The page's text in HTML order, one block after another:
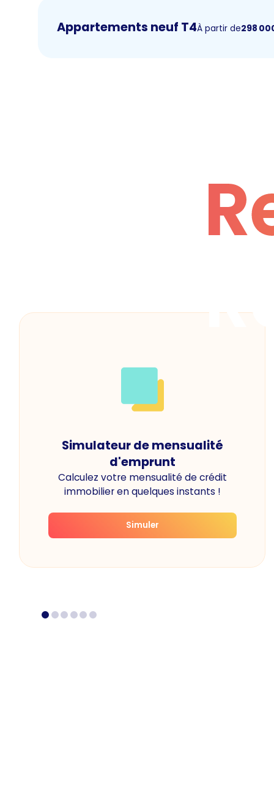
Appartements neuf T4À partir de298
Simulateur de mensualité
d'emprunt
Calculez votre mensualité de crédit
immobilier en quelques instants !
Simuler